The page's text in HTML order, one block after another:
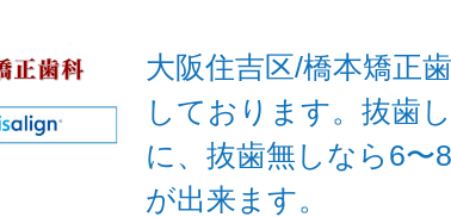
大阪住吉区/橋本矯正
しております。抜歯
に、抜歯無しなら6〜
が出来ます。